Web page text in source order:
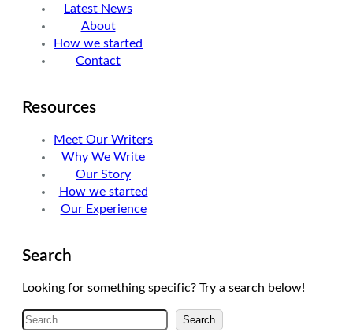
r
I
n
r
a
m
Latest News
About
How we started
Contact
Resources
Meet Our Writers
Why We Write
Our Story
How we started
Our Experience
Search
Looking for something specific? Try a search below!
ASearch